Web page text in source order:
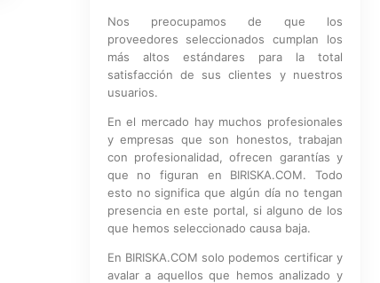
Nos preocupamos de que los
proveedores seleccionados cumplan los
más altos estándares para la total
satisfacción de sus clientes y nuestros
usuarios.
En el mercado hay muchos profesionales
y empresas que son honestos, trabajan
con profesionalidad, ofrecen garantías y
que no figuran en BIRISKA.COM. Todo
esto no significa que algún día no tengan
presencia en este portal, si alguno de los
que hemos seleccionado causa baja.
En BIRISKA.COM solo podemos certificar y
avalar a aquellos que hemos analizado y